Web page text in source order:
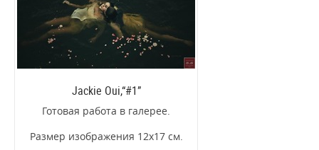
Jackie Oui,“#1”
Готовая работа в галерее.
Размер изображения 12х17 см.